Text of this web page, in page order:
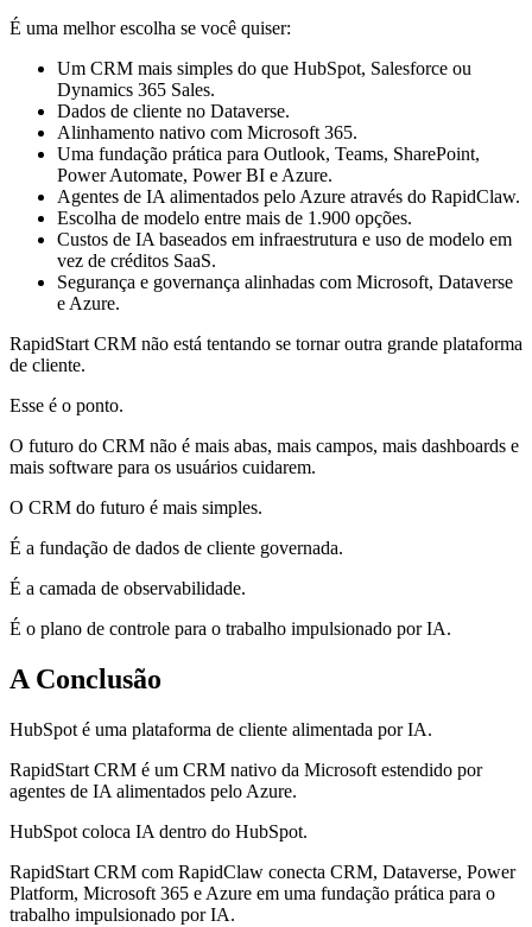
É uma melhor escolha se você quiser:
Um CRM mais simples do que HubSpot, Salesforce ou
Dynamics 365 Sales.
Dados de cliente no Dataverse.
Alinhamento nativo com Microsoft 365.
Uma fundação prática para Outlook, Teams, SharePoint,
Power Automate, Power BI e Azure.
Agentes de IA alimentados pelo Azure através do RapidClaw.
Escolha de modelo entre mais de 1.900 opções.
Custos de IA baseados em infraestrutura e uso de modelo em
vez de créditos SaaS.
Segurança e governança alinhadas com Microsoft, Dataverse
e Azure.
RapidStart CRM não está tentando se tornar outra grande plataforma
de cliente.
Esse é o ponto.
O futuro do CRM não é mais abas, mais campos, mais dashboards e
mais software para os usuários cuidarem.
O CRM do futuro é mais simples.
É a fundação de dados de cliente governada.
É a camada de observabilidade.
É o plano de controle para o trabalho impulsionado por IA.
A Conclusão
HubSpot é uma plataforma de cliente alimentada por IA.
RapidStart CRM é um CRM nativo da Microsoft estendido por
agentes de IA alimentados pelo Azure.
HubSpot coloca IA dentro do HubSpot.
RapidStart CRM com RapidClaw conecta CRM, Dataverse, Power
Platform, Microsoft 365 e Azure em uma fundação prática para o
trabalho impulsionado por IA.